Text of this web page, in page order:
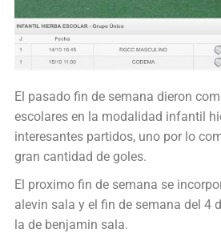
El pasado fin de semana dieron
escolares en la modalidad infantil
interesantes partidos, uno por lo
gran cantidad de goles.
El proximo fin de semana se
alevin sala y el fin de semana del 4
la de benjamin sala.